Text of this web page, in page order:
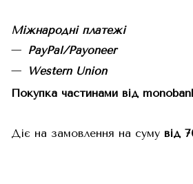
Міжнародні платежі
PayPal/Payoneer
Western Union
Покупка частинами від
Діє на замовлення на суму від